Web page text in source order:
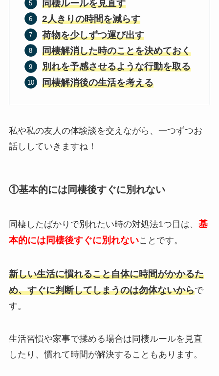
同棲ルールを見直す
2人きりの時間を減らす
荷物を少しずつ運び出す
同棲解消した時のことを決めておく
別れを予感させるような行動を取る
同棲解消後の生活を考える
私や私の友人の体験談を交えながら、一つずつお
話ししていきますね！
①基本的には同棲後すぐに別れない
同棲したばかりで別れたい時の対処法1つ目は、 基
本的には同棲後すぐに別れないことです。
新しい生活に慣れること自体に時間がかかるた
め、すぐに判断してしまうのは勿体ないからで
す。
生活習慣や家事で揉める場合は同棲ルールを見直
したり、慣れて時間が解決することもあります。